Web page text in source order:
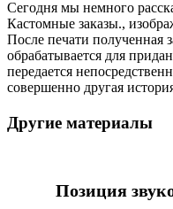
Сегодня мы немного
Кастомные заказы.,
После печати полученная
обрабатывается для
передается
совершенно другая
Другие материалы
Позиция